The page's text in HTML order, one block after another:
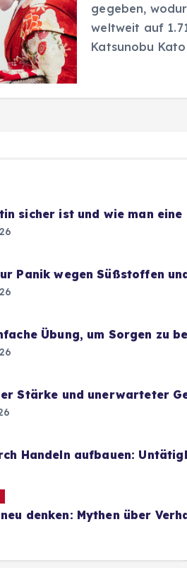
gegeben,
weltweit auf
Katsunobu
sicher ist und wie man
Panik wegen Süßstoffen
Übung, um Sorgen zu
Stärke und unerwarteter
Handeln aufbauen:
denken: Mythen über